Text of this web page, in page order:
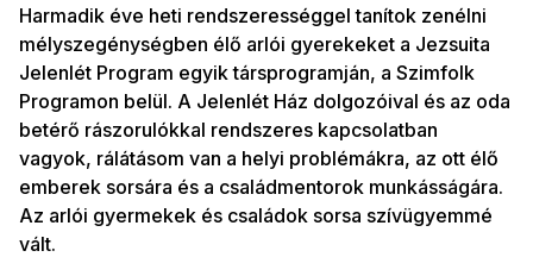
Harmadik éve heti rendszerességgel tanítok zenélni
mélyszegénységben élő arlói gyerekeket a Jezsuita
Jelenlét Program egyik társprogramján, a Szimfolk
Programon belül. A Jelenlét Ház dolgozóival és az oda
betérő rászorulókkal rendszeres kapcsolatban
vagyok, rálátásom van a helyi problémákra, az ott élő
emberek sorsára és a családmentorok munkásságára.
Az arlói gyermekek és családok sorsa szívügyemmé
vált.